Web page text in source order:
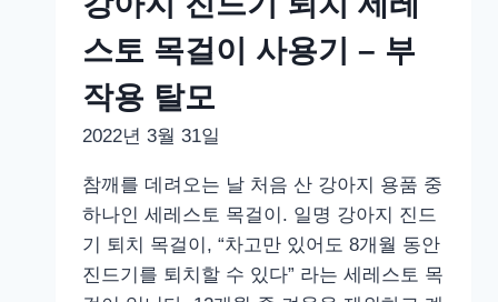
도
넛
방
석
다
구
입
스토 목걸이 사용기 – 부
작용 탈모
2022년 3월 31일
참깨를 데려오는 날 처음 산 강아지 용품 중
하나인 세레스토 목걸이. 일명 강아지 진드
기 퇴치 목걸이, “차고만 있어도 8개월 동안
진드기를 퇴치할 수 있다” 라는 세레스토 목